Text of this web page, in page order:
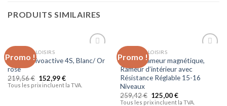
PRODUITS SIMILAIRES
Promo !
à la liste
SPORTS ET LOISIRS
Garmin Vívoactive 4S, Blanc/ Or
rose
219,56€ 152,99€
Tous les prix incluent la TVA.
Promo !
à la liste
SPORTS ET LOISIRS
Dripex Rameur magnétique,
Rameur d’intérieur avec
Résistance Réglable 15-16
Niveaux
259,42€ 125,00€
Tous les prix incluent la TVA.